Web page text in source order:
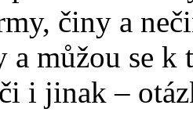
činy a
a můžou se
i jinak –